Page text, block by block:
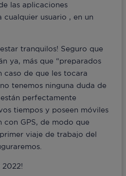
las aplicaciones
cualquier usuario , en un
tranquilos! Seguro que
ya, más que “preparados
caso de que les tocara
tenemos ninguna duda de
perfectamente
tiempos y poseen móviles
con GPS, de modo que
viaje de trabajo del
2022!